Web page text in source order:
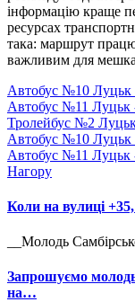
інформацію краще
ресурсах
така: маршрут
важливим для
Автобус №10 Луцьк
Автобус №11 Луцьк
Тролейбус №2
Автобус №10 Луцьк
Автобус №11 Луцьк
Нагору
Коли на вулиці
__Молодь
Запрошуємо
на…